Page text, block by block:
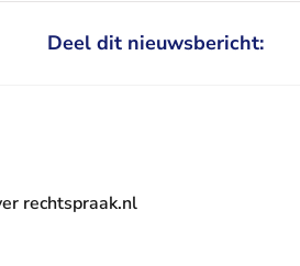
Deel dit nieuwsbericht:
rechtspraak.nl